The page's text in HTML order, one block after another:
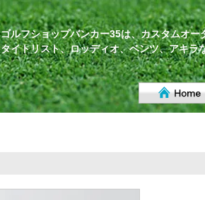
ゴルフショップバンカー35は、カスタムオ
タイトリスト、ロッディオ、ベンツ、アキラ